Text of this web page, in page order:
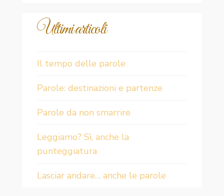
Ultimi articoli
Il tempo delle parole
Parole: destinazioni e partenze
Parole da non smarrire
Leggiamo? Sì, anche la
punteggiatura
Lasciar andare… anche le parole